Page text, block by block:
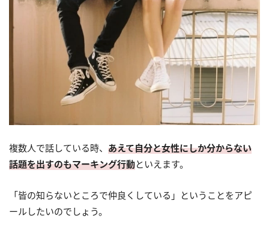
複数人で話している時、 あえて自分と女性にしか分からない
話題を出すのもマーキング行動といえます。
「皆の知らないところで仲良くしている」ということをアピ
ールしたいのでしょう。